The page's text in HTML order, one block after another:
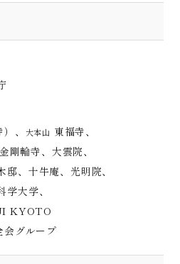
、 大本山 東福寺、
金剛輪寺、大雲院、
、十牛庵、光明院、
大学、
KYOTO
会グループ